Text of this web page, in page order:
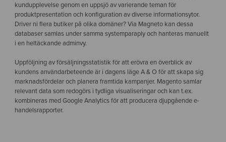
kundupplevelse genom en uppsjö av varierande teman för
produktpresentation och konfiguration av diverse informationsytor.
Driver ni flera butiker på olika domäner? Via Magneto kan dessa
databaser samlas under samma systemparaply och hanteras manuellt
i en heltäckande adminvy.
Uppföljning av försäljningsstatistik för att erövra en överblick av
kundens användarbeteende är i dagens läge A & O för att skapa sig
marknadsfördelar och planera framtida kampanjer. Magento samlar
relevant data som redogörs i tydliga visualiseringar och kan t.ex.
kombineras med Google Analytics för att producera djupgående e­
handelsrapporter.